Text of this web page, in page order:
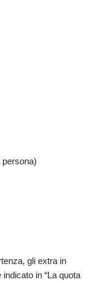
persona)
gli extra in
in “La quota